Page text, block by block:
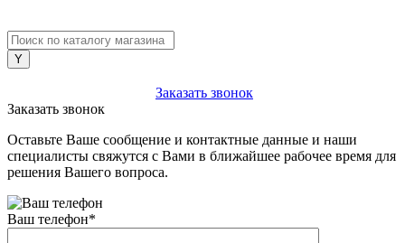
Заказать звонок
Заказать звонок
Оставьте Ваше сообщение и контактные данные и наши
специалисты свяжутся с Вами в ближайшее рабочее время для
решения Вашего вопроса.
Ваш телефон*